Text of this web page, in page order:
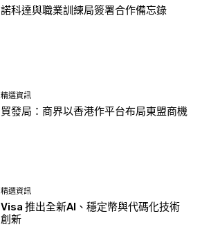
諾科達與職業訓練局簽署合作備忘錄
精選資訊
貿發局：商界以香港作平台布局東盟商機
精選資訊
Visa 推出全新AI、穩定幣與代碼化技術
創新